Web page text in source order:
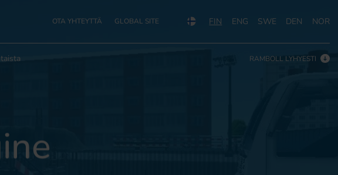
OTA YHTEYTTÄ GLOBAL SITE FIN ENG SWE DEN NOR
RAMBOLL LYHYESTI